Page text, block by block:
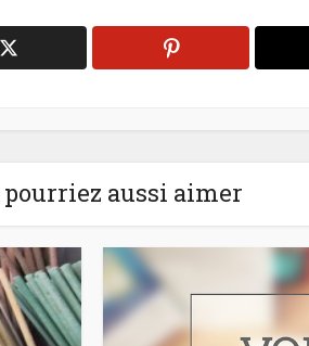
pourriez aussi aimer